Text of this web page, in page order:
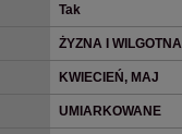
Tak
ŻYZNA I WILGOTNA
KWIECIEŃ, MAJ
UMIARKOWANE